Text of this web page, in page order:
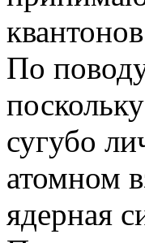
По
сугубо
атомном
ядерная